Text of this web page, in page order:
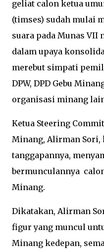
geliat calon ketua
(timses) sudah mulai
suara pada Munas
dalam upaya
merebut simpati
DPW, DPD Gebu
organisasi minang
Ketua Steering
Minang, Alirman
tanggapannya,
bermunculannya
Minang.
Dikatakan, Alirman
figur yang muncul
Minang kedepan,